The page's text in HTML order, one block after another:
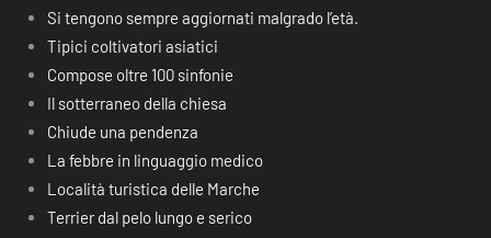
Si tengono sempre aggiornati malgrado l’età.
Tipici coltivatori asiatici
Compose oltre 100 sinfonie
Il sotterraneo della chiesa
Chiude una pendenza
La febbre in linguaggio medico
Località turistica delle Marche
Terrier dal pelo lungo e serico